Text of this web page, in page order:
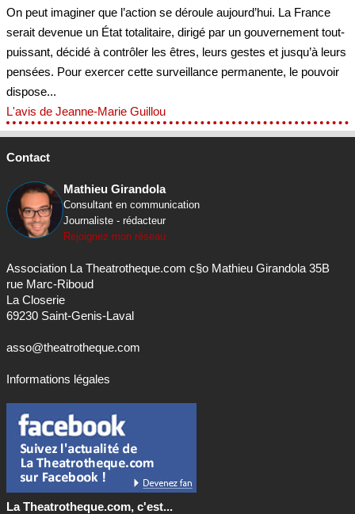
On peut imaginer que l’action se déroule aujourd’hui. La France
serait devenue un État totalitaire, dirigé par un gouvernement tout-
puissant, décidé à contrôler les êtres, leurs gestes et jusqu’à leurs
pensées. Pour exercer cette surveillance permanente, le pouvoir
dispose...
L'avis de Jeanne-Marie Guillou
Contact
Mathieu Girandola
Consultant en communication
Journaliste - rédacteur
Rejoignez mon réseau
Association La Theatrotheque.com c§o Mathieu Girandola 35B
rue Marc-Riboud
La Closerie
69230 Saint-Genis-Laval
asso@theatrotheque.com
Informations légales
La Theatrotheque.com, c'est...